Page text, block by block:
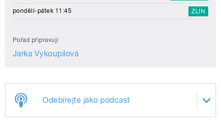
pondělí-pátek 11:45 ZLÍN
Pořad připravují
Jarka Vykoupilová
Odebírejte jako podcast